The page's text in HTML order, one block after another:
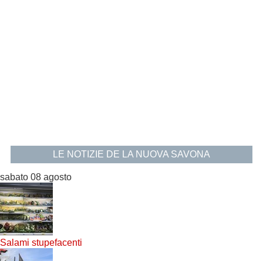
LE NOTIZIE DE LA NUOVA SAVONA
sabato 08 agosto
Salami stupefacenti